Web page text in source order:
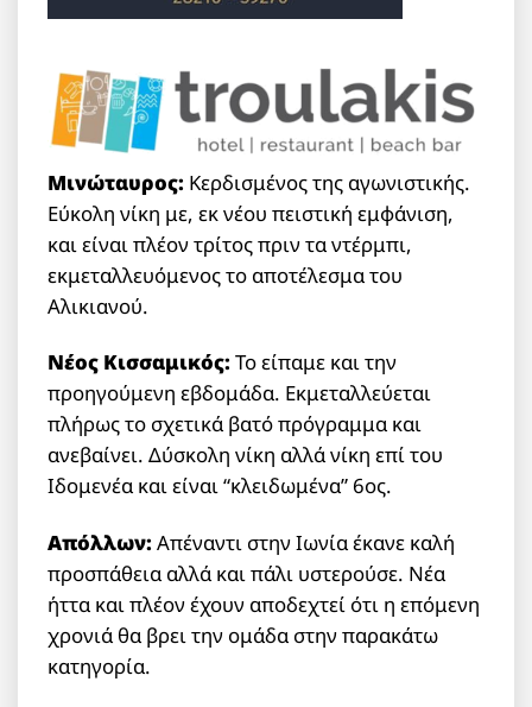
Μινώταυρος: Κερδισμένος της αγωνιστικής.
Εύκολη νίκη με, εκ νέου πειστική εμφάνιση,
και είναι πλέον τρίτος πριν τα ντέρμπι,
εκμεταλλευόμενος το αποτέλεσμα του
Αλικιανού.
Νέος Κισσαμικός: Το είπαμε και την
προηγούμενη εβδομάδα. Εκμεταλλεύεται
πλήρως το σχετικά βατό πρόγραμμα και
ανεβαίνει. Δύσκολη νίκη αλλά νίκη επί του
Ιδομενέα και είναι “κλειδωμένα” 6ος.
Απόλλων: Απέναντι στην Ιωνία έκανε καλή
προσπάθεια αλλά και πάλι υστερούσε. Νέα
ήττα και πλέον έχουν αποδεχτεί ότι η επόμενη
χρονιά θα βρει την ομάδα στην παρακάτω
κατηγορία.